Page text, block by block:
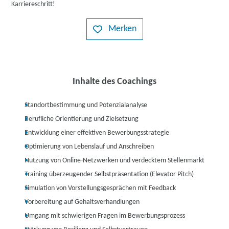
Karriereschritt!
Merken
Inhalte des Coachings
Standortbestimmung und Potenzialanalyse
Berufliche Orientierung und Zielsetzung
Entwicklung einer effektiven Bewerbungsstrategie
Optimierung von Lebenslauf und Anschreiben
Nutzung von Online-Netzwerken und verdecktem Stellenmarkt
Training überzeugender Selbstpräsentation (Elevator Pitch)
Simulation von Vorstellungsgesprächen mit Feedback
Vorbereitung auf Gehaltsverhandlungen
Umgang mit schwierigen Fragen im Bewerbungsprozess